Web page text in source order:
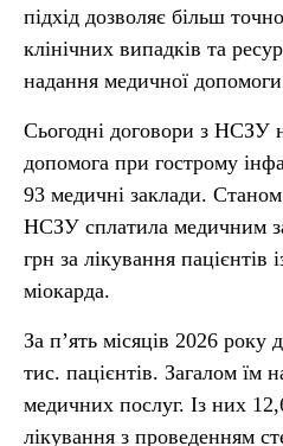
підхід дозволяє більш
клінічних випадків та
надання медичної
Сьогодні договори з НСЗУ
допомога при гострому
93 медичні заклади.
НСЗУ сплатила медичним
грн за лікування пацієнтів
міокарда.
За п’ять місяців 2026
тис. пацієнтів. Загалом їм
медичних послуг. Із них
лікування з проведенням